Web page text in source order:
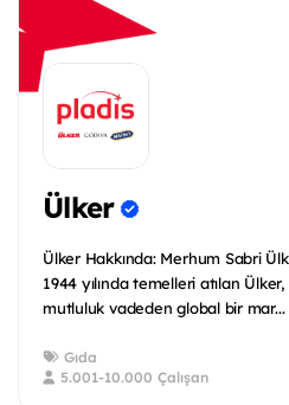
Ülker
Ülker Hakkında: Merhum Sabri
1944 yılında temelleri atılan
mutluluk vadeden global bir mar...
Gıda
5.001-10.000 Çalışan